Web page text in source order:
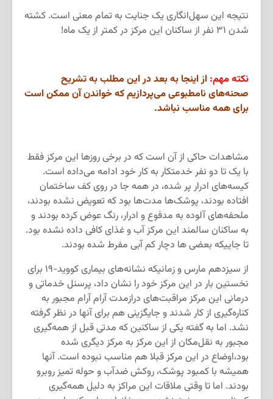
نتیجه این سهل‌انگاری یک جنایت به تمام معنی است. کشته
شدن ۳۱ نفر از ساکنان این مرکز در کمتر از یک ماه!
نکته مهم: از اینجا به بعد در این مطلب به تشریح
صحنه‌های نامطبوعی می‌پردازیم که خواندن آن ممکن است
برای همه مناسب نباشد.
مشاهدات حاکی از آن است که در برخی روزها این مرکز فقط
با یک تا دو نفر خدمتکار به کار خود ادامه می‌داده است.
کیسه‌های ادرار پر شده، در همه جا در روی کف ساختمان
افتاده بودند، پوشک‌ها مدت‌ها بود که تعویض نشده‌ بودند،
ملحفه‌های آلوده به مدفوع و ادرار، رنگ عوض کرده بودند و
به ساکنان سالمند این مرکز آب و غذای کافی داده نشده بود.
تا جاییکه بعضی ها دچار کم آبی مفرط شده بودند.
از سیزدهم مارس و زمانیکه نشانه‌های بیماری کووید-۱۹ برای
نخستین بار در این مرکز خود را نشان داد، پرسنل خدماتی و
درمانی این مرکز مراقبت‌های درازمدت آرام آرام مجبور به
کناره‌گیری از کار شدند و جایگزینی هم برای آنها در نظر گرفته
نشد. اما به گفته یکی از ساکنین که مدتی قبل از همه‌گیری
مجبور به نقل‌مکان از این مرکز به مرکز دیگری شده
بود،‌اوضاع در این مرکز قبلا هم مناسب نبوده است. آنها
همیشه با کمبود پوشک، روکش ضدآب و حوله تمیز روبرو
بودند. اما تا وقتی ملاقات این مراکز به دلیل همه‌گیری